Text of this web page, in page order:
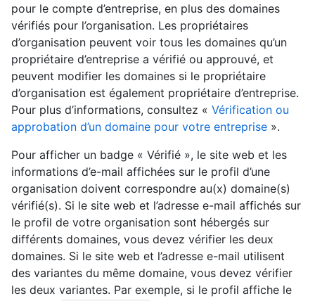
pour le compte d’entreprise, en plus des domaines
vérifiés pour l’organisation. Les propriétaires
d’organisation peuvent voir tous les domaines qu’un
propriétaire d’entreprise a vérifié ou approuvé, et
peuvent modifier les domaines si le propriétaire
d’organisation est également propriétaire d’entreprise.
Pour plus d’informations, consultez « Vérification ou
approbation d’un domaine pour votre entreprise ».
Pour afficher un badge « Vérifié », le site web et les
informations d’e-mail affichées sur le profil d’une
organisation doivent correspondre au(x) domaine(s)
vérifié(s). Si le site web et l’adresse e-mail affichés sur
le profil de votre organisation sont hébergés sur
différents domaines, vous devez vérifier les deux
domaines. Si le site web et l’adresse e-mail utilisent
des variantes du même domaine, vous devez vérifier
les deux variantes. Par exemple, si le profil affiche le